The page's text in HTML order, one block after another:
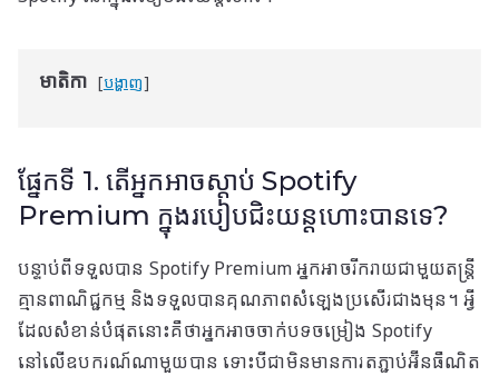
មាតិកា បង្ហាញ
ផ្នែកទី 1. តើអ្នកអាចស្តាប់ Spotify
Premium ក្នុងរបៀបជិះយន្តហោះបានទេ?
បន្ទាប់ពីទទួលបាន Spotify Premium អ្នកអាចរីករាយជាមួយតន្ត្រី
គ្មានពាណិជ្ជកម្ម និងទទួលបានគុណភាពសំឡេងប្រសើរជាងមុន។ អ្វី
ដែលសំខាន់បំផុតនោះគឺថាអ្នកអាចចាក់បទចម្រៀង Spotify
នៅលើឧបករណ៍ណាមួយបាន ទោះបីជាមិនមានការតភ្ជាប់អ៊ីនធឺណិត